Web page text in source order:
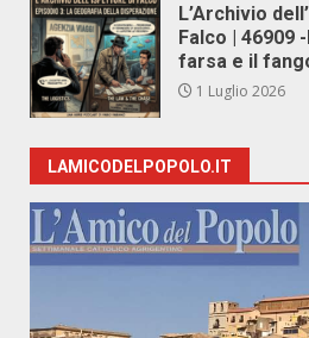
L’Archivio
Falco | 46909
farsa e il
1 Luglio 2026
LAMICODELPOPOLO.IT